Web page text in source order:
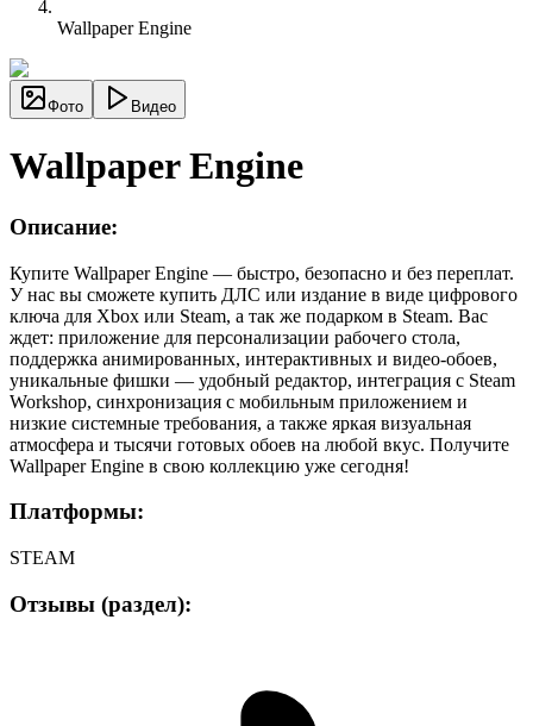
Wallpaper Engine
Фото Видео
Wallpaper Engine
Описание:
Купите Wallpaper Engine — быстро, безопасно и без переплат.
У нас вы сможете купить ДЛС или издание в виде цифрового
ключа для Xbox или Steam, а так же подарком в Steam. Вас
ждет: приложение для персонализации рабочего стола,
поддержка анимированных, интерактивных и видео-обоев,
уникальные фишки — удобный редактор, интеграция с Steam
Workshop, синхронизация с мобильным приложением и
низкие системные требования, а также яркая визуальная
атмосфера и тысячи готовых обоев на любой вкус. Получите
Wallpaper Engine в свою коллекцию уже сегодня!
Платформы:
STEAM
Отзывы (раздел):